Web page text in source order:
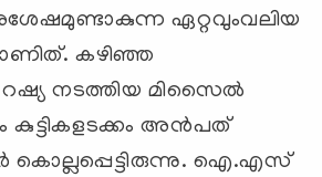
ഏറ്റവുംവലിയ
കഴിഞ്ഞ
നടത്തിയ മിസൈല്‍
അന്‍പത്
കൊല്ലപ്പെട്ടിരുന്നു. ഐ.എസ്